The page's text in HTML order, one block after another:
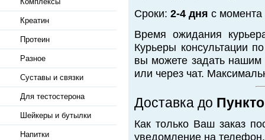
Креатин
Протеин
Разное
Суставы и связки
Для тестостерона
Шейкеры и бутылки
Напитки
Сроки: 2-4 дня с момента
Время ожидания
Курьеры консультации
вы можете задать нашим
или через чат.
Доставка до
Как только Ваш заказ
уведомление на телефон.